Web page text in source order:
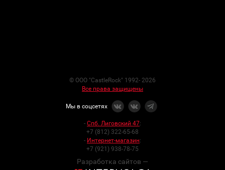
© ООО "CastleRock" 1992- 2026
Все права защищены
Мы в соцсетях
- Спб. Лиговский 47:
+7 (812) 322-65-68
- Интернет-магазин:
+7 (921) 938-78-75
Разработка сайтов —